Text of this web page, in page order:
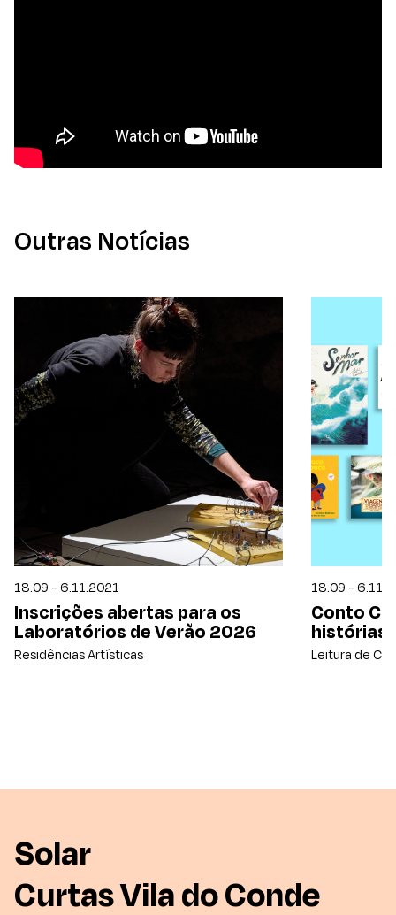
Outras Notícias
18.09 - 6.11.2021
Inscrições abertas para os
Laboratórios de Verão 2026
Residências Artísticas
18.09 -
Conto
histórias
Leitura de
Solar
Curtas Vila do Conde